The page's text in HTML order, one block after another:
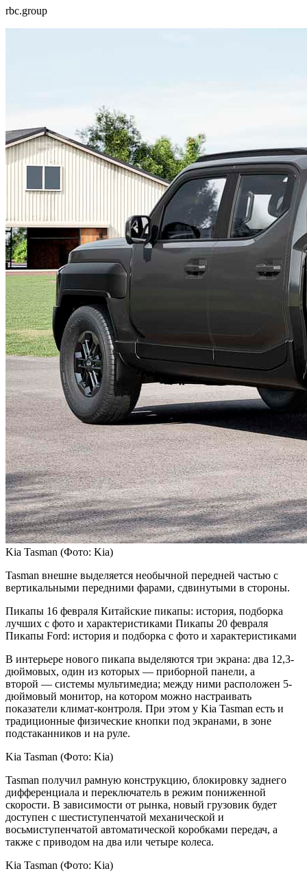
rbc.group
Kia Tasman (Фото: Kia)
Tasman внешне выделяется необычной передней частью с
вертикальными передними фарами, сдвинутыми в стороны.
Пикапы 16 февраля Китайские пикапы: история, подборка
лучших с фото и характеристиками Пикапы 20 февраля
Пикапы Ford: история и подборка с фото и характеристиками
В интерьере нового пикапа выделяются три экрана: два 12,3-
дюймовых, один из которых — приборной панели, а
второй — системы мультимедиа; между ними расположен 5-
дюймовый монитор, на котором можно настраивать
показатели климат-контроля. При этом у Kia Tasman есть и
традиционные физические кнопки под экранами, в зоне
подстаканников и на руле.
Kia Tasman (Фото: Kia)
Tasman получил рамную конструкцию, блокировку заднего
дифференциала и переключатель в режим пониженной
скорости. В зависимости от рынка, новый грузовик будет
доступен с шестиступенчатой механической и
восьмиступенчатой автоматической коробками передач, а
также с приводом на два или четыре колеса.
Kia Tasman (Фото: Kia)